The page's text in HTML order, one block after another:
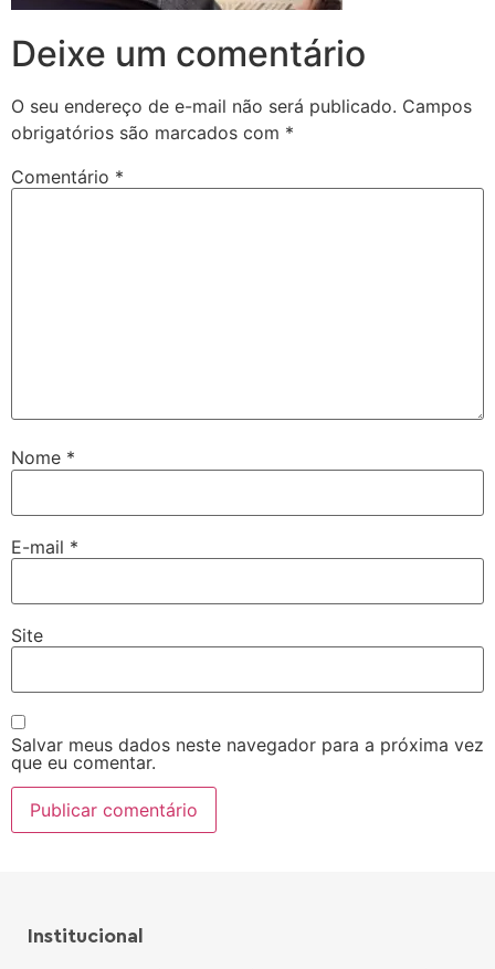
Deixe um comentário
O seu endereço de e-mail não será publicado. Campos
obrigatórios são marcados com *
Comentário *
Nome *
E-mail *
Site
Salvar meus dados neste navegador para a próxima vez
que eu comentar.
Institucional